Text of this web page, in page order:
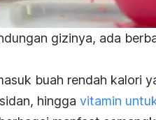
gizinya, ada
buah rendah kalori
hingga vitamin